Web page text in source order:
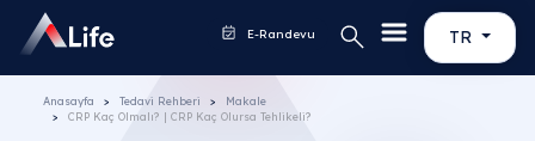
TR
E-Randevu
Anasayfa Tedavi Rehberi
Makale
CRP Kaç Olmalı? | CRP Kaç Olursa Tehlikeli?